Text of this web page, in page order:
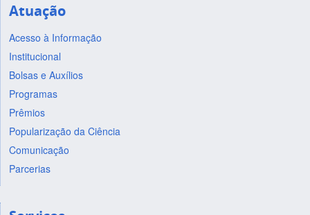
Atuação
Acesso à Informação
Institucional
Bolsas e Auxílios
Programas
Prêmios
Popularização da Ciência
Comunicação
Parcerias